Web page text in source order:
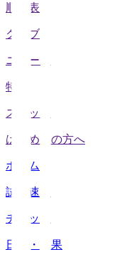
順位表
クラブ
ニュース
特集
スタッツ
はじめての方へ
ホーム
試合速報
チケット
日程・結果